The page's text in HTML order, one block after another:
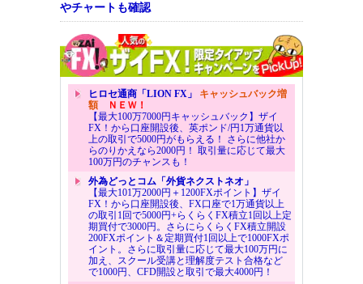
やチャートも確認
ヒロセ通商「LION FX」 キャッシュバック増
額ＮＥＷ！
【最大100万7000円キャッシュバック】ザイ
FX！から口座開設後、英ポンド/円1万通貨以
上の取引で5000円がもらえる！ さらに他社か
らのりかえなら2000円！ 取引量に応じて最大
100万円のチャンスも！
外為どっとコム「外貨ネクストネオ」
【最大101万2000円＋1200FXポイント】ザイ
FX！から口座開設後、FX口座で1万通貨以上
の取引1回で5000円+らくらくFX積立1回以上定
期買付で3000円。さらにらくらくFX積立開設
200FXポイント＆定期買付1回以上で1000FXポ
イント。さらに取引量に応じて最大100万円に
加え、スクール受講と理解度テスト合格など
で1000円、CFD開設と取引で最大4000円！